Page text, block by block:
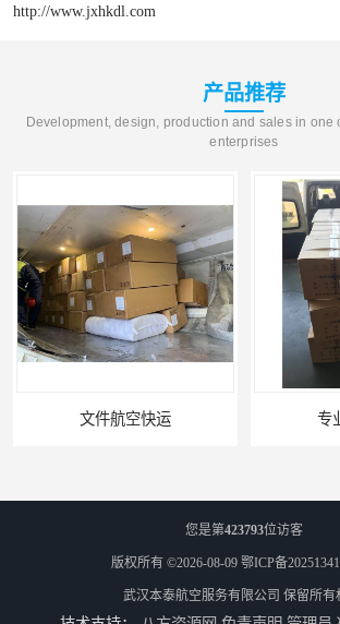
http://www.jxhkdl.com
产品推荐
Development, design, production and sales in one
enterprises
文件航空快运 专
您是第423793位访客
版权所有 ©2026-08-09 鄂ICP备
武汉本泰航空服务有限公司 保留所有